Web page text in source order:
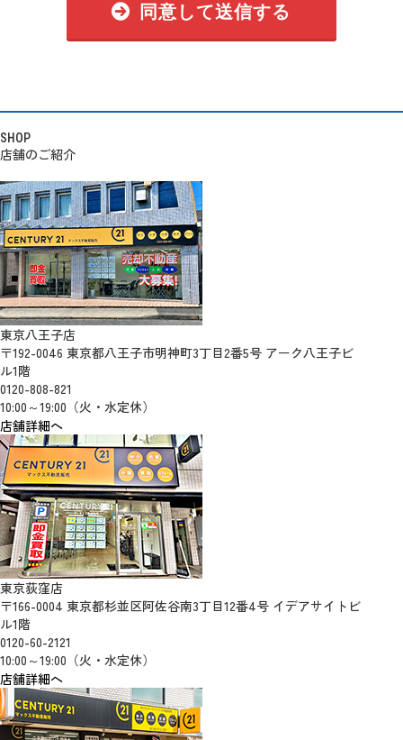
同意して送信する
SHOP
店舗のご紹介
東京八王子店
〒192-0046 東京都八王子市明神町3丁目2番5号 アーク八王子ビ
ル1階
0120-808-821
10:00～19:00（火・水定休）
店舗詳細へ
東京荻窪店
〒166-0004 東京都杉並区阿佐谷南3丁目12番4号 イデアサイトビ
ル1階
0120-60-2121
10:00～19:00（火・水定休）
店舗詳細へ